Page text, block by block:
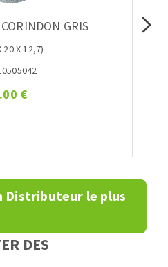
GRIS
20 X 12,7)
€
Distributeur le plus
DES